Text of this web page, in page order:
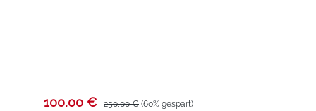
Verkaufspreis:
100,00 € Regulärer Preis:
250,00 € (60% gespart)